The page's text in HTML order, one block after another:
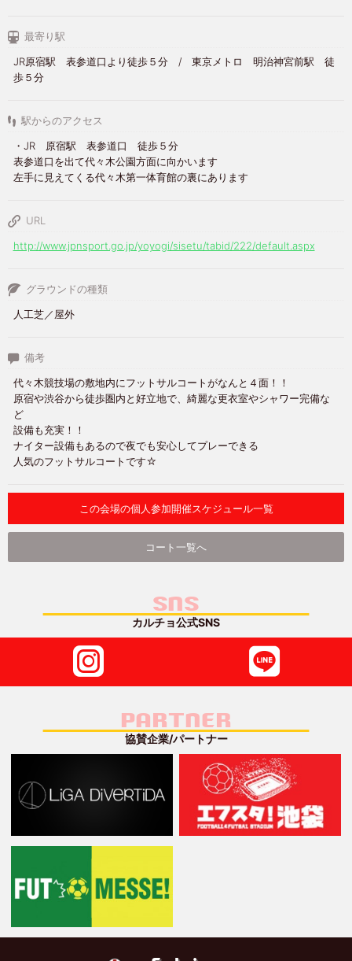
最寄り駅
JR原宿駅 表参道口より徒歩５分 / 東京メトロ 明治神宮前駅 徒
歩５分
駅からのアクセス
・JR 原宿駅 表参道口 徒歩５分
表参道口を出て代々木公園方面に向かいます
左手に見えてくる代々木第一体育館の裏にあります
URL
http://www.jpnsport.go.jp/yoyogi/sisetu/tabid/222/default.aspx
グラウンドの種類
人工芝／屋外
備考
代々木競技場の敷地内にフットサルコートがなんと４面！！
原宿や渋谷から徒歩圏内と好立地で、綺麗な更衣室やシャワー完備な
ど
設備も充実！！
ナイター設備もあるので夜でも安心してプレーできる
人気のフットサルコートです☆
この会場の個人参加開催スケジュール一覧
コート一覧へ
SNS
カルチョ公式SNS
PARTNER
協賛企業/パートナー